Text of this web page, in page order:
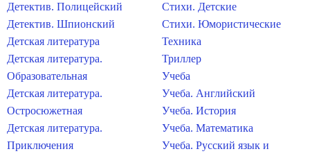
Детектив. Полицейский
Детектив. Шпионский
Детская литература
Детская литература.
Образовательная
Детская литература.
Остросюжетная
Детская литература.
Приключения
Стихи. Детские
Стихи. Юмористические
Техника
Триллер
Учеба
Учеба. Английский
Учеба. История
Учеба. Математика
Учеба. Русский язык и